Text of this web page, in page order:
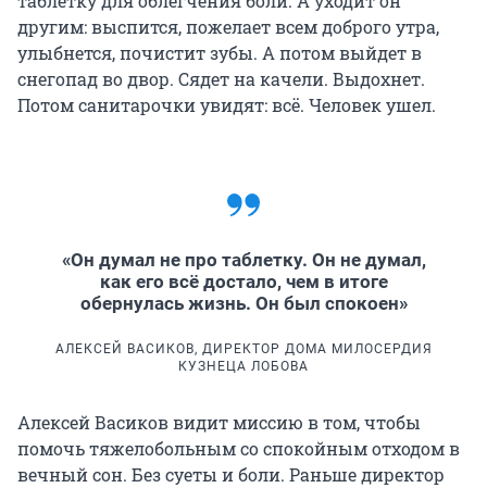
другим: выспится, пожелает всем доброго утра,
улыбнется, почистит зубы. А потом выйдет в
снегопад во двор. Сядет на качели. Выдохнет.
Потом санитарочки увидят: всё. Человек ушел.
«Он думал не про таблетку. Он не думал,
как его всё достало, чем в итоге
обернулась жизнь. Он был спокоен»
АЛЕКСЕЙ ВАСИКОВ, ДИРЕКТОР ДОМА МИЛОСЕРДИЯ
КУЗНЕЦА ЛОБОВА
Алексей Васиков видит миссию в том, чтобы
помочь тяжелобольным со спокойным отходом в
вечный сон. Без суеты и боли. Раньше директор